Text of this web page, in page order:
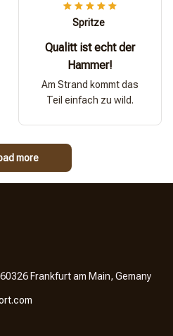
Spritze
Qualitt ist echt der
Hammer!
Am Strand kommt das
Teil einfach zu wild.
more
Frankfurt am Main, Gemany